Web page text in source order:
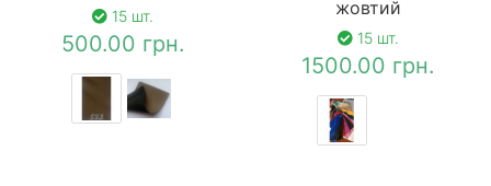
15 шт.
500.00 грн.
жовтий
15 шт.
1500.00 грн.